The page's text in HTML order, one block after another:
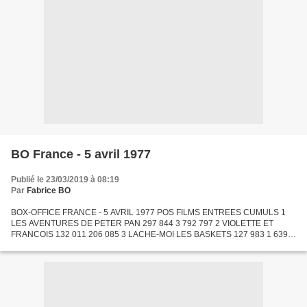
BO France - 5 avril 1977
Publié le 23/03/2019 à 08:19
Par Fabrice BO
BOX-OFFICE FRANCE - 5 AVRIL 1977 POS FILMS ENTREES CUMULS 1
LES AVENTURES DE PETER PAN 297 844 3 792 797 2 VIOLETTE ET
FRANCOIS 132 011 206 085 3 LACHE-MOI LES BASKETS 127 983 1 639
876 347 427...